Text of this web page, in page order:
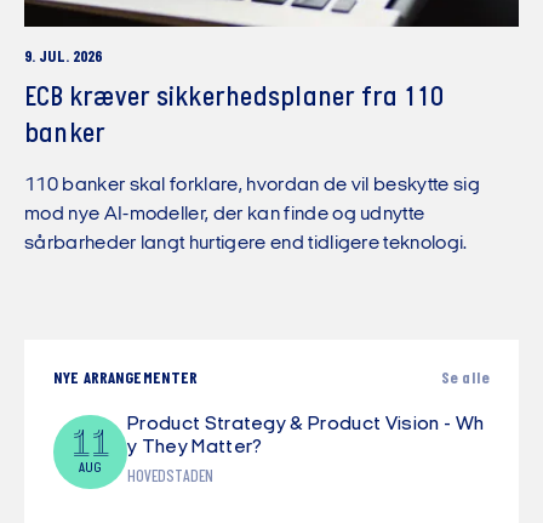
9. JUL. 2026
ECB kræver sikkerhedsplaner fra 110
banker
110 banker skal forklare, hvordan de vil beskytte sig
mod nye AI-modeller, der kan finde og udnytte
sårbarheder langt hurtigere end tidligere teknologi.
NYE ARRANGEMENTER Se alle
11
AUG
Product Strategy & Product Vision - Wh
y They Matter?
HOVEDSTADEN